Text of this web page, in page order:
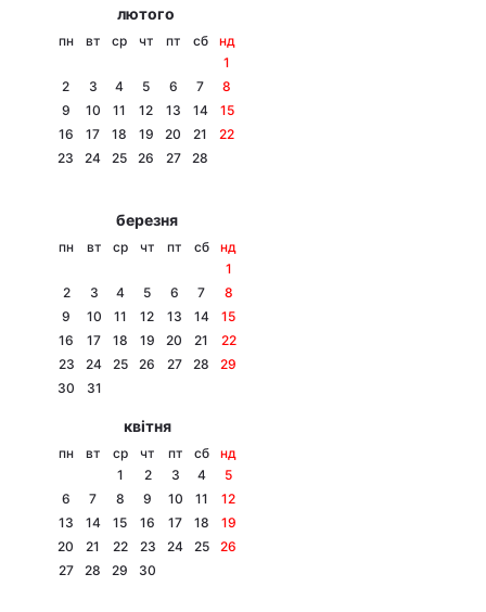
Головна
лютого
пн вт ср чт пт сб
нд
1
2
3 4 5 6 7
8
9
10 11 12 13 14
15
16
17 18 19 20 21
22
23
24 25 26 27 28
березня
пн вт ср чт пт сб
нд
1
2
3 4 5 6 7
8
9
10 11 12 13 14
15
16
17 18 19 20 21
22
23
24 25 26 27 28
29
30
31
квітня
пн вт ср чт пт сб
нд
1
2 3 4
5
6
7 8 9 10 11
12
13
14 15 16 17 18
19
20
21 22 23 24 25
26
27
28 29 30